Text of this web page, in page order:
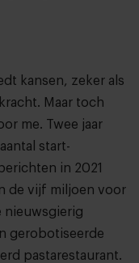
kansen, zeker als
Maar toch
me. Twee jaar
start-
in 2021
de vijf miljoen voor
nieuwsgierig
gerobotiseerde
pastarestaurant.